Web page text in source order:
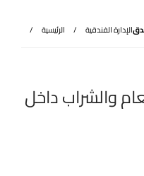
الرئيسية الإدارة الفندقية
والشراب داخل